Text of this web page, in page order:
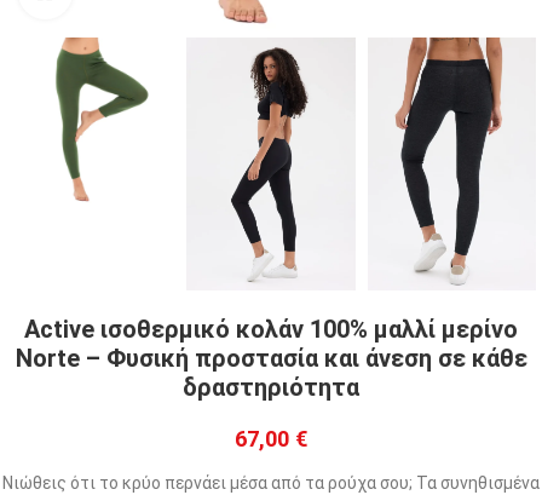
Active ισοθερμικό κολάν 100% μαλλί μερίνο
Norte – Φυσική προστασία και άνεση σε κάθε
δραστηριότητα
67,00 €
Νιώθεις ότι το κρύο περνάει μέσα από τα ρούχα σου; Τα συνηθισμένα